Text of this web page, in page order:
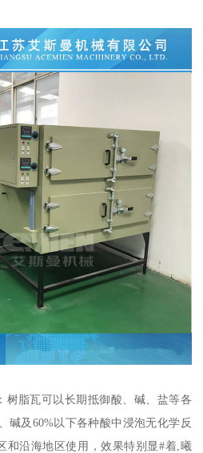
树脂瓦可以长期抵御酸、碱、盐等各
碱及60%以下各种酸中浸泡无化学反
和沿海地区使用，效果特别显#着,曦